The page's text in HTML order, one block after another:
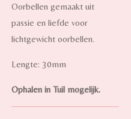
Oorbellen gemaakt uit
passie en liefde voor
lichtgewicht oorbellen.
Lengte: 30mm
Ophalen in Tuil mogelijk.